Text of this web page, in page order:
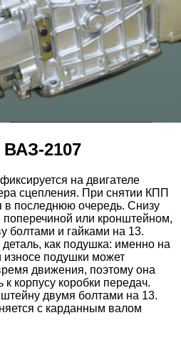
2107
на двигателе
сцепления. При снятии КПП
в последнюю очередь. Снизу
поперечиной или кронштейном,
болтами и гайками на 13.
как подушка: именно на
подушки может
движения, поэтому она
корпусу коробки передач.
двумя болтами на 13.
с карданным валом